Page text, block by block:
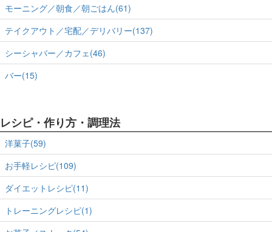
モーニング／朝食／朝ごはん(61)
テイクアウト／宅配／デリバリー(137)
シーシャバー／カフェ(46)
バー(15)
レシピ・作り方・調理法
洋菓子(59)
お手軽レシピ(109)
ダイエットレシピ(11)
トレーニングレシピ(1)